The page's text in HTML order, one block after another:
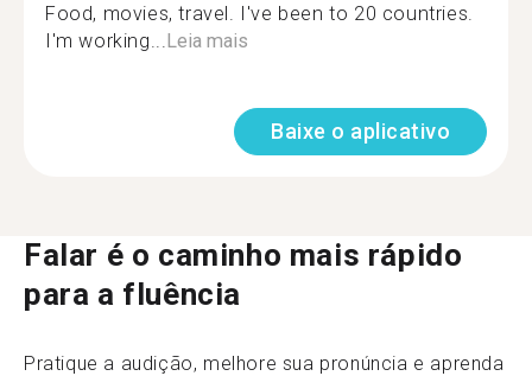
Food, movies, travel. I've been to 20 countries.
I'm working... Leia mais
Baixe o aplicativo
Falar é o caminho mais rápido
para a fluência
Pratique a audição, melhore sua pronúncia e aprenda